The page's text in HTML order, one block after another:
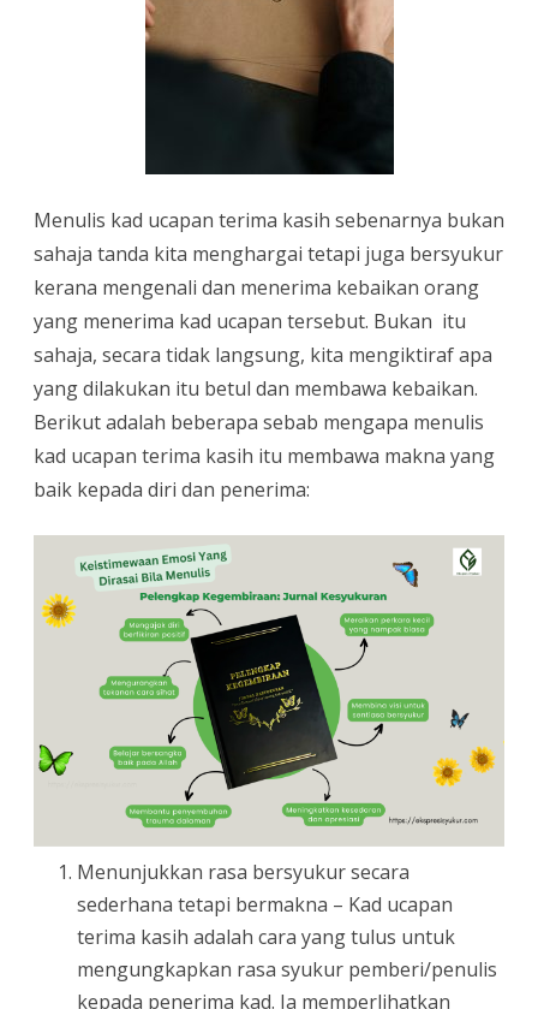
Menulis kad ucapan terima kasih sebenarnya bukan
sahaja tanda kita menghargai tetapi juga bersyukur
kerana mengenali dan menerima kebaikan orang
yang menerima kad ucapan tersebut. Bukan itu
sahaja, secara tidak langsung, kita mengiktiraf apa
yang dilakukan itu betul dan membawa kebaikan.
Berikut adalah beberapa sebab mengapa menulis
kad ucapan terima kasih itu membawa makna yang
baik kepada diri dan penerima:
Menunjukkan rasa bersyukur secara
sederhana tetapi bermakna – Kad ucapan
terima kasih adalah cara yang tulus untuk
mengungkapkan rasa syukur pemberi/penulis
kepada penerima kad. Ia memperlihatkan